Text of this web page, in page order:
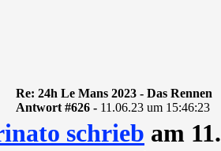
Re: 24h Le Mans 2023 - Das Rennen
Antwort #626 - 11.06.23 um 15:46:23
schrieb am